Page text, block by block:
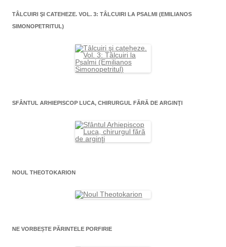
TÂLCUIRI ŞI CATEHEZE. VOL. 3: TÂLCUIRI LA PSALMI (EMILIANOS
SIMONOPETRITUL)
SFÂNTUL ARHIEPISCOP LUCA, CHIRURGUL FĂRĂ DE ARGINŢI
NOUL THEOTOKARION
NE VORBEȘTE PĂRINTELE PORFIRIE